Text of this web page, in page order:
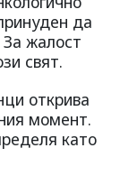
да
жалост
свят.
открива
момент.
като